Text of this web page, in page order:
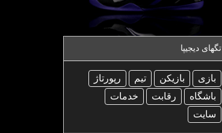
تگهای دیجیپا
بازی بازیكن تیم
رپورتاژ
باشگاه
رقابت
خدمات
سایت